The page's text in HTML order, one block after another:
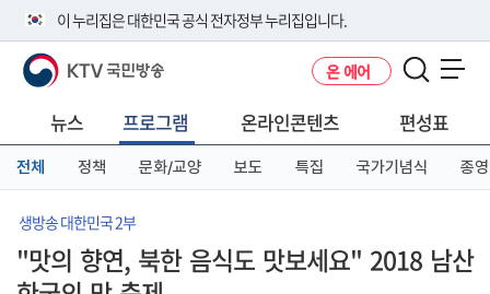
이 누리집은 대한민국 공식 전자정부 누리집입니다.
공식 누리집 주소 확인하기
니다.
이밖에 or.kr 또는 .kr등 다른 도메인 주소를 사용하고 있다면 아래 URL에
서 도메인 주소를 확인해 보세요
KTV 국민방송 온 에어
뉴스 프로그램 온라인콘텐츠 편성표
전체 정책 문화/교양 보도 특집 국가기념식 종영
생방송 대한민국 2부
"맛의 향연, 북한 음식도 맛보세요" 2018 남산